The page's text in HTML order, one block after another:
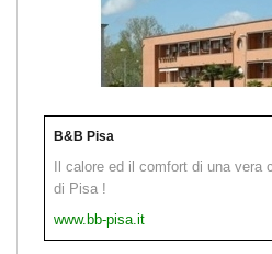
B&B Pisa
Il calore ed il comfort di una
di Pisa !
www.bb-pisa.it